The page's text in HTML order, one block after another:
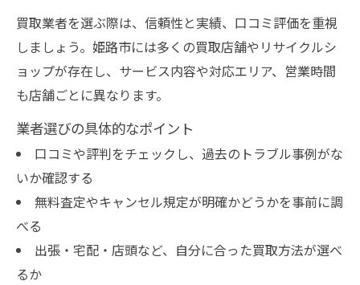
買取業者を選ぶ際は、信頼性と実績、口コミ評価を重視
しましょう。姫路市には多くの買取店舗やリサイクルシ
ョップが存在し、サービス内容や対応エリア、営業時間
も店舗ごとに異なります。
業者選びの具体的なポイント
口コミや評判をチェックし、過去のトラブル事例がな
いか確認する
無料査定やキャンセル規定が明確かどうかを事前に調
べる
出張・宅配・店頭など、自分に合った買取方法が選べ
るか